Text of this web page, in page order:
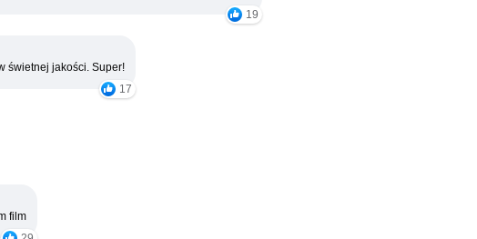
19
świetnej jakości. Super!
17
film